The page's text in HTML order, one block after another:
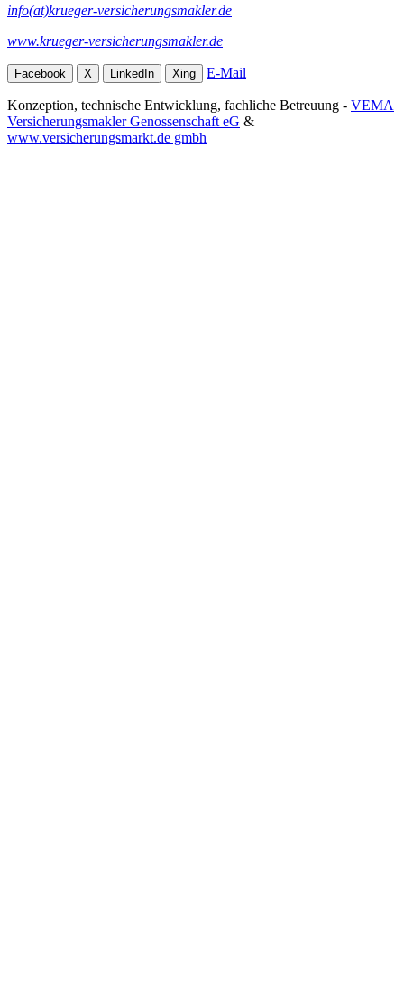
info(at)krueger-versicherungsmakler.de
www.krueger-versicherungsmakler.de
Facebook X LinkedIn Xing E-Mail
Konzeption, technische Entwicklung, fachliche Betreuung - VEMA
Versicherungsmakler Genossenschaft eG &
www.versicherungsmarkt.de gmbh